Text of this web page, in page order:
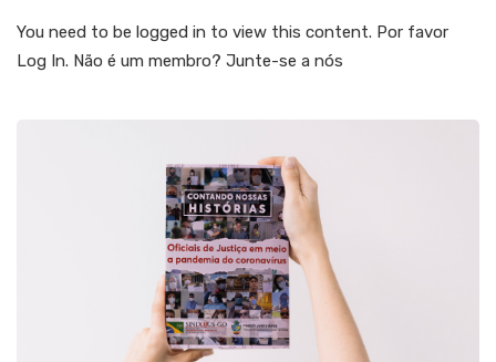
You need to be logged in to view this content. Por favor
Log In. Não é um membro? Junte-se a nós